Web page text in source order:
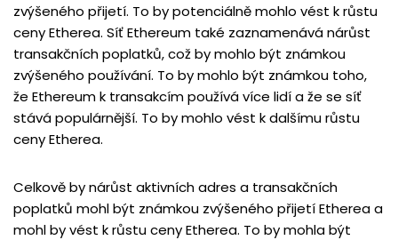
zvýšeného přijetí. To by potenciálně mohlo vést k růstu
ceny Etherea. Síť Ethereum také zaznamenává nárůst
transakčních poplatků, což by mohlo být známkou
zvýšeného používání. To by mohlo být známkou toho,
že Ethereum k transakcím používá více lidí a že se síť
stává populárnější. To by mohlo vést k dalšímu růstu
ceny Etherea.
Celkově by nárůst aktivních adres a transakčních
poplatků mohl být známkou zvýšeného přijetí Etherea a
mohl by vést k růstu ceny Etherea. To by mohla být